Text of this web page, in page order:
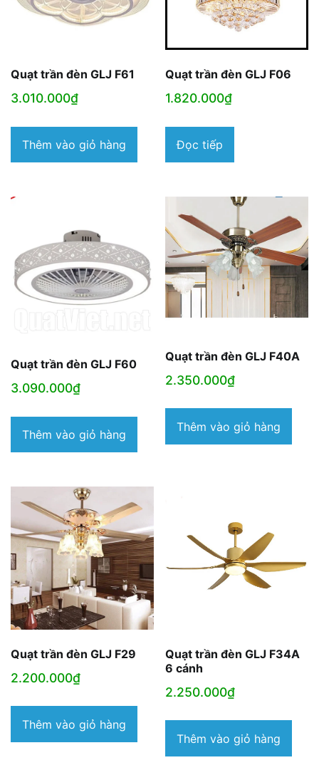
Quạt trần đèn GLJ F61
3.010.000₫
Thêm vào giỏ hàng
Quạt trần đèn GLJ F06
1.820.000₫
Đọc tiếp
Quạt trần đèn GLJ F60
3.090.000₫
Thêm vào giỏ hàng
Quạt trần đèn GLJ F40A
2.350.000₫
Thêm vào giỏ hàng
Quạt trần đèn GLJ F29
2.200.000₫
Thêm vào giỏ hàng
Quạt trần đèn GLJ F34A
6 cánh
2.250.000₫
Thêm vào giỏ hàng